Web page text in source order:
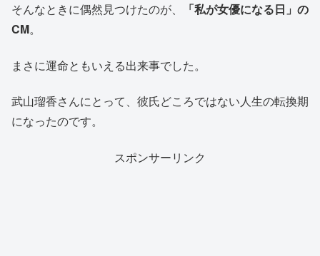
そんなときに偶然見つけたのが、
「私が女優になる日」の
CM。
まさに運命ともいえる出来事でした。
武山瑠香さんにとって、彼氏どころではない人生の転換期
になったのです。
スポンサーリンク